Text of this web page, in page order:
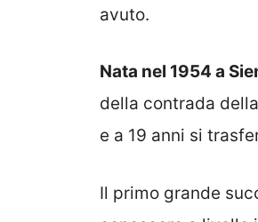
avuto.
Nata nel 1954 a
della contrada
e a 19 anni si
Il primo grande